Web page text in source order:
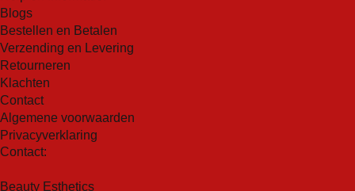
Blogs
Bestellen en Betalen
Verzending en Levering
Retourneren
Klachten
Contact
Algemene voorwaarden
Privacyverklaring
Contact:
Beauty Esthetics